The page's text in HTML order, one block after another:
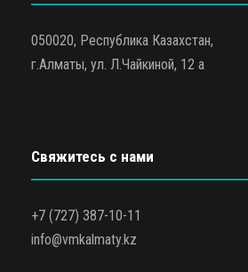
050020, Республика Казахстан,
г.Алматы, ул. Л.Чайкиной, 12 а
Свяжитесь с нами
+7 (727) 387-10-11
info@vmkalmaty.kz